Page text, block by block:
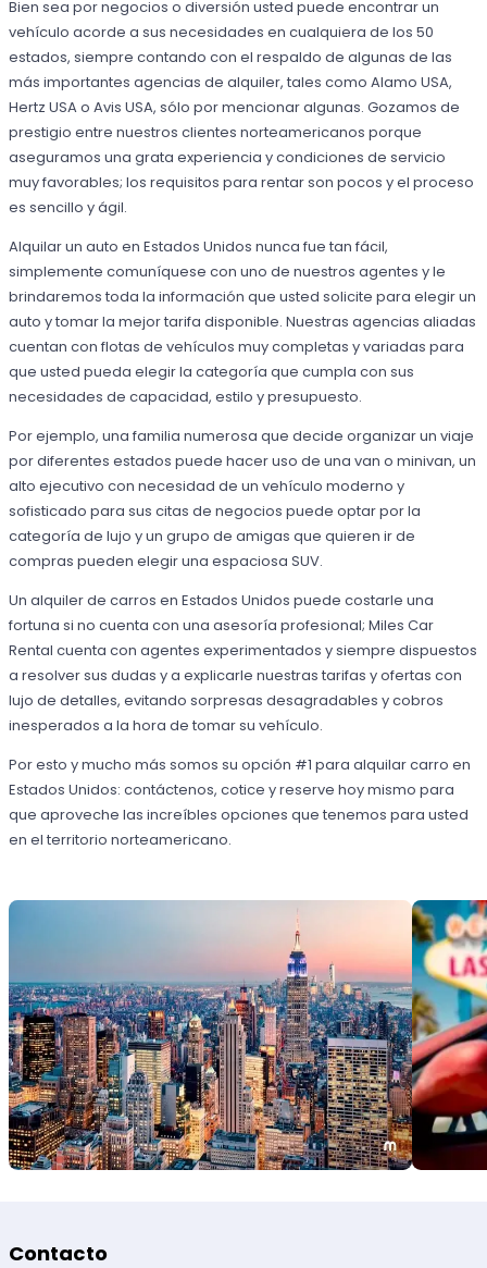
Bien sea por negocios o diversión usted puede encontrar un
vehículo acorde a sus necesidades en cualquiera de los 50
estados, siempre contando con el respaldo de algunas de las
más importantes agencias de alquiler, tales como Alamo USA,
Hertz USA o Avis USA, sólo por mencionar algunas. Gozamos de
prestigio entre nuestros clientes norteamericanos porque
aseguramos una grata experiencia y condiciones de servicio
muy favorables; los requisitos para rentar son pocos y el proceso
es sencillo y ágil.
Alquilar un auto en Estados Unidos nunca fue tan fácil,
simplemente comuníquese con uno de nuestros agentes y le
brindaremos toda la información que usted solicite para elegir un
auto y tomar la mejor tarifa disponible. Nuestras agencias aliadas
cuentan con flotas de vehículos muy completas y variadas para
que usted pueda elegir la categoría que cumpla con sus
necesidades de capacidad, estilo y presupuesto.
Por ejemplo, una familia numerosa que decide organizar un viaje
por diferentes estados puede hacer uso de una van o minivan, un
alto ejecutivo con necesidad de un vehículo moderno y
sofisticado para sus citas de negocios puede optar por la
categoría de lujo y un grupo de amigas que quieren ir de
compras pueden elegir una espaciosa SUV.
Un alquiler de carros en Estados Unidos puede costarle una
fortuna si no cuenta con una asesoría profesional; Miles Car
Rental cuenta con agentes experimentados y siempre dispuestos
a resolver sus dudas y a explicarle nuestras tarifas y ofertas con
lujo de detalles, evitando sorpresas desagradables y cobros
inesperados a la hora de tomar su vehículo.
Por esto y mucho más somos su opción #1 para alquilar carro en
Estados Unidos: contáctenos, cotice y reserve hoy mismo para
que aproveche las increíbles opciones que tenemos para usted
en el territorio norteamericano.
Contacto